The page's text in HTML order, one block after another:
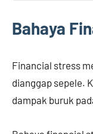
Bahaya
Financial stress
dianggap sepele.
dampak buruk